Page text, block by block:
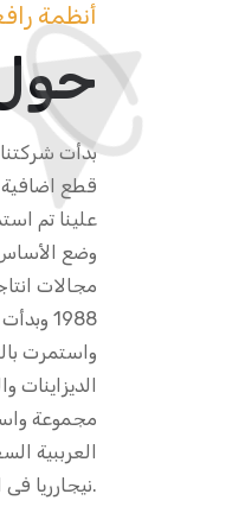
أنظمة
حول
قطع اضافية
علينا تم
وضع
مجالات
1988
واستمرت
مجموعة
العرببية
نيجارريا فى القارة الافريققية ومثل بولغاريا، اليونان وغيرها فى القارة الأوروبية.